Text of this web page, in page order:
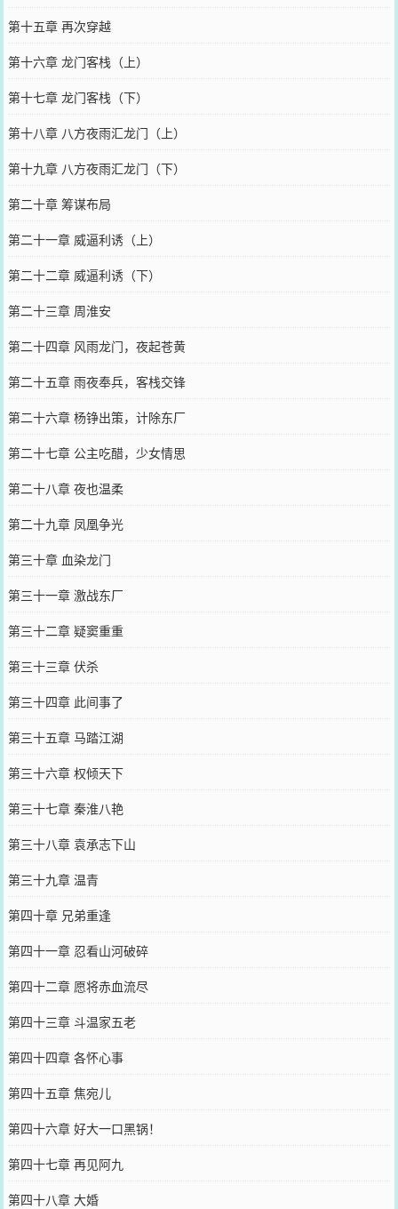
第十五章 再次穿越
第十六章 龙门客栈（上）
第十七章 龙门客栈（下）
第十八章 八方夜雨汇龙门（上）
第十九章 八方夜雨汇龙门（下）
第二十章 筹谋布局
第二十一章 威逼利诱（上）
第二十二章 威逼利诱（下）
第二十三章 周淮安
第二十四章 风雨龙门，夜起苍黄
第二十五章 雨夜奉兵，客栈交锋
第二十六章 杨铮出策，计除东厂
第二十七章 公主吃醋，少女情思
第二十八章 夜也温柔
第二十九章 凤凰争光
第三十章 血染龙门
第三十一章 激战东厂
第三十二章 疑窦重重
第三十三章 伏杀
第三十四章 此间事了
第三十五章 马踏江湖
第三十六章 权倾天下
第三十七章 秦淮八艳
第三十八章 袁承志下山
第三十九章 温青
第四十章 兄弟重逢
第四十一章 忍看山河破碎
第四十二章 愿将赤血流尽
第四十三章 斗温家五老
第四十四章 各怀心事
第四十五章 焦宛儿
第四十六章 好大一口黑锅！
第四十七章 再见阿九
第四十八章 大婚